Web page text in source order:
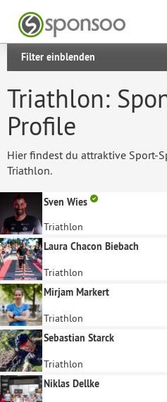
Filter einblenden
Triathlon:
Profile
Hier findest du attraktive Sport-
Triathlon.
Sven Wies
Triathlon
Laura Chacon Biebach
Triathlon
Mirjam Markert
Triathlon
Sebastian Starck
Triathlon
Niklas Dellke